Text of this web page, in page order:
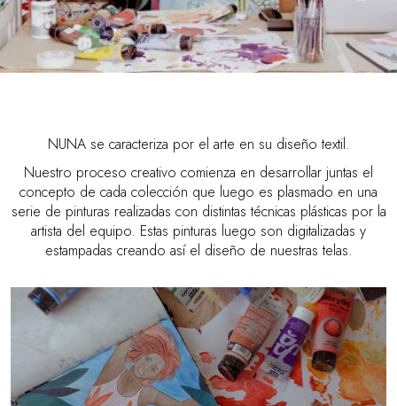
NUNA se caracteriza por el arte en su diseño textil.
Nuestro proceso creativo comienza en desarrollar juntas el
concepto de cada colección que luego es plasmado en una
serie de pinturas realizadas con distintas técnicas plásticas por la
artista del equipo. Estas pinturas luego son digitalizadas y
estampadas creando así el diseño de nuestras telas.